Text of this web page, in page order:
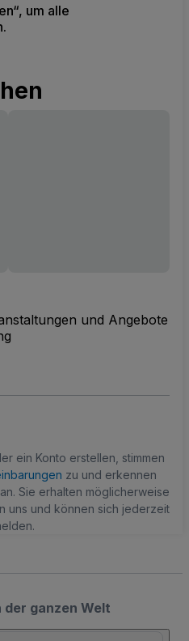
um alle
und Angebote
ein Konto erstellen, stimmen
zu und erkennen
an. Sie erhalten möglicherweise
uns und können sich jederzeit
ganzen Welt